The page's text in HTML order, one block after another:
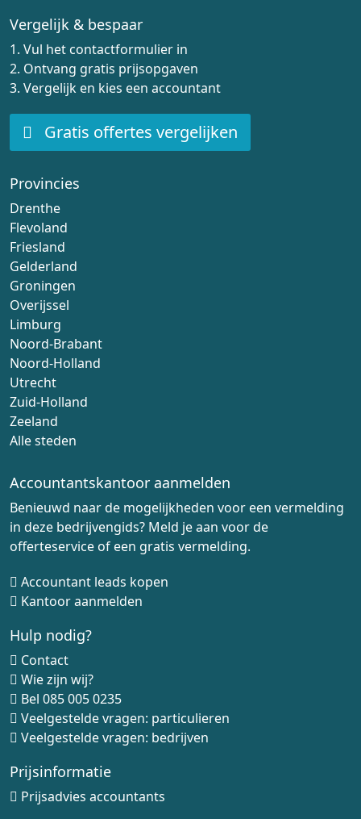
Vergelijk & bespaar
1. Vul het contactformulier in
2. Ontvang gratis prijsopgaven
3. Vergelijk en kies een accountant
Gratis offertes vergelijken
Provincies
Drenthe
Flevoland
Friesland
Gelderland
Groningen
Overijssel
Limburg
Noord-Brabant
Noord-Holland
Utrecht
Zuid-Holland
Zeeland
Alle steden
Accountantskantoor aanmelden
Benieuwd naar de mogelijkheden voor een vermelding
in deze bedrijvengids? Meld je aan voor de
offerteservice of een gratis vermelding.
Accountant leads kopen
Kantoor aanmelden
Hulp nodig?
Contact
Wie zijn wij?
Bel 085 005 0235
Veelgestelde vragen: particulieren
Veelgestelde vragen: bedrijven
Prijsinformatie
Prijsadvies accountants